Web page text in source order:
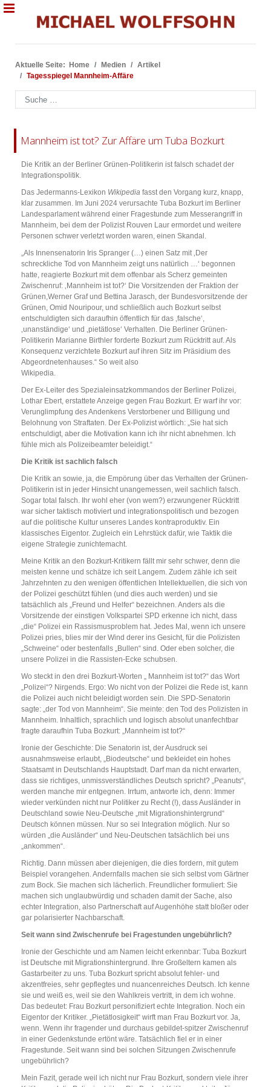
Aktuelle Seite: Home Medien
Artikel
Tagesspiegel Mannheim-Affäre
Suchen
Mannheim ist tot? Zur Affäre um Tuba Bozkurt
Die Kritik an der Berliner Grünen-Politikerin ist falsch schadet der
Integrationspolitik.
Das Jedermanns-Lexikon Wikipedia fasst den Vorgang kurz, knapp,
klar zusammen. Im Juni 2024 verursachte Tuba Bozkurt im Berliner
Landesparlament während einer Fragestunde zum Messerangriff in
Mannheim, bei dem der Polizist Rouven Laur ermordet und weitere
Personen schwer verletzt worden waren, einen Skandal.
„Als Innensenatorin Iris Spranger (…) einen Satz mit ‚Der
schreckliche Tod von Mannheim zeigt uns natürlich …‘ begonnen
hatte, reagierte Bozkurt mit dem offenbar als Scherz gemeinten
Zwischenruf: ‚Mannheim ist tot?‘ Die Vorsitzenden der Fraktion der
Grünen,Werner Graf und Bettina Jarasch, der Bundesvorsitzende der
Grünen, Omid Nouripour, und schließlich auch Bozkurt selbst
entschuldigten sich daraufhin öffentlich für das ‚falsche‘,
‚unanständige‘ und ‚pietätlose‘ Verhalten. Die Berliner Grünen-
Politikerin Marianne Birthler forderte Bozkurt zum Rücktritt auf. Als
Konsequenz verzichtete Bozkurt auf ihren Sitz im Präsidium des
Abgeordnetenhauses.“ So weit also
Wikipedia.
Der Ex-Leiter des Spezialeinsatzkommandos der Berliner Polizei,
Lothar Ebert, erstattete Anzeige gegen Frau Bozkurt. Er warf ihr vor:
Verunglimpfung des Andenkens Verstorbener und Billigung und
Belohnung von Straftaten. Der Ex-Polizist wörtlich: „Sie hat sich
entschuldigt, aber die Motivation kann ich ihr nicht abnehmen. Ich
fühle mich als Polizeibeamter beleidigt.“
Die Kritik ist sachlich falsch
Die Kritik an sowie, ja, die Empörung über das Verhalten der Grünen-
Politikerin ist in jeder Hinsicht unangemessen, weil sachlich falsch.
Sogar total falsch. Ihr wohl eher (von wem?) erzwungener Rücktritt
war sicher taktisch motiviert und integrationspolitisch und bezogen
auf die politische Kultur unseres Landes kontraproduktiv. Ein
klassisches Eigentor. Zugleich ein Lehrstück dafür, wie Taktik die
eigene Strategie zunichtemacht.
Meine Kritik an den Bozkurt-Kritikern fällt mir sehr schwer, denn die
meisten kenne und schätze ich seit Langem. Zudem zähle ich seit
Jahrzehnten zu den wenigen öffentlichen Intellektuellen, die sich von
der Polizei geschützt fühlen (und dies auch werden) und sie
tatsächlich als „Freund und Helfer“ bezeichnen. Anders als die
Vorsitzende der einstigen Volkspartei SPD erkenne ich nicht, dass
„die“ Polizei ein Rassismusproblem hat. Jedes Mal, wenn ich unsere
Polizei pries, blies mir der Wind derer ins Gesicht, für die Polizisten
„Schweine“ oder bestenfalls „Bullen“ sind. Oder eben solcher, die
unsere Polizei in die Rassisten-Ecke schubsen.
Wo steckt in den drei Bozkurt-Worten „ Mannheim ist tot?“ das Wort
„Polizei“? Nirgends. Ergo: Wo nicht von der Polizei die Rede ist, kann
die Polizei auch nicht beleidigt worden sein. Die SPD-Senatorin
sagte: „der Tod von Mannheim“. Sie meinte: den Tod des Polizisten in
Mannheim. Inhaltlich, sprachlich und logisch absolut unanfechtbar
fragte daraufhin Tuba Bozkurt: „Mannheim ist tot?“
Ironie der Geschichte: Die Senatorin ist, der Ausdruck sei
ausnahmsweise erlaubt, „Biodeutsche“ und bekleidet ein hohes
Staatsamt in Deutschlands Hauptstadt. Darf man da nicht erwarten,
dass sie richtiges, unmissverständliches Deutsch spricht? „Peanuts“,
werden manche mir entgegnen. Irrtum, antworte ich, denn: Immer
wieder verkünden nicht nur Politiker zu Recht (!), dass Ausländer in
Deutschland sowie Neu-Deutsche „mit Migrationshintergrund“
Deutsch können müssen. Nur so sei Integration möglich. Nur so
würden „die Ausländer“ und Neu-Deutschen tatsächlich bei uns
„ankommen“.
Richtig. Dann müssen aber diejenigen, die dies fordern, mit gutem
Beispiel vorangehen. Andernfalls machen sie sich selbst vom Gärtner
zum Bock. Sie machen sich lächerlich. Freundlicher formuliert: Sie
machen sich unglaubwürdig und schaden damit der Sache, also
echter Integration, also Partnerschaft auf Augenhöhe statt bloßer oder
gar polarisierter Nachbarschaft.
Seit wann sind Zwischenrufe bei Fragestunden ungebührlich?
Ironie der Geschichte und am Namen leicht erkennbar: Tuba Bozkurt
ist Deutsche mit Migrationshintergrund. Ihre Großeltern kamen als
Gastarbeiter zu uns. Tuba Bozkurt spricht absolut fehler- und
akzentfreies, sehr gepflegtes und nuancenreiches Deutsch. Ich kenne
sie und weiß es, weil sie den Wahlkreis vertritt, in dem ich wohne.
Das bedeutet: Frau Bozkurt personifiziert echte Integration. Noch ein
Eigentor der Kritiker. „Pietätlosigkeit“ wirft man Frau Bozkurt vor. Ja,
wenn. Wenn ihr fragender und durchaus gebildet-spitzer Zwischenruf
in einer Gedenkstunde ertönt wäre. Tatsächlich fiel er in einer
Fragestunde. Seit wann sind bei solchen Sitzungen Zwischenrufe
ungebührlich?
Mein Fazit, gerade weil ich nicht nur Frau Bozkurt, sondern viele ihrer